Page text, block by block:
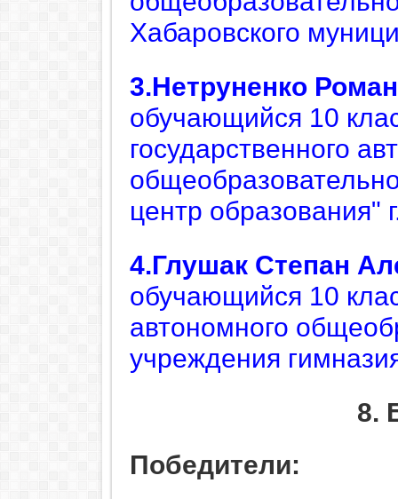
Хабаровского
3.Нетруненко Роман
обучающийся 10
государственного
центр образования"
4.Глушак Степан
обучающийся 10
автономного
учреждения
8.
Победители: